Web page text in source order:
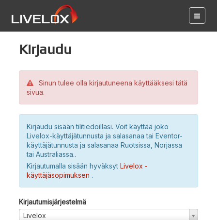
Kirjaudu
Sinun tulee olla kirjautuneena käyttääksesi tätä
sivua.
Kirjaudu sisään tilitiedoillasi. Voit käyttää joko
Livelox-käyttäjätunnusta ja salasanaa tai Eventor-
käyttäjätunnusta ja salasanaa Ruotsissa, Norjassa
tai Australiassa..
Kirjautumalla sisään hyväksyt Livelox -
käyttäjäsopimuksen .
Kirjautumisjärjestelmä
Livelox